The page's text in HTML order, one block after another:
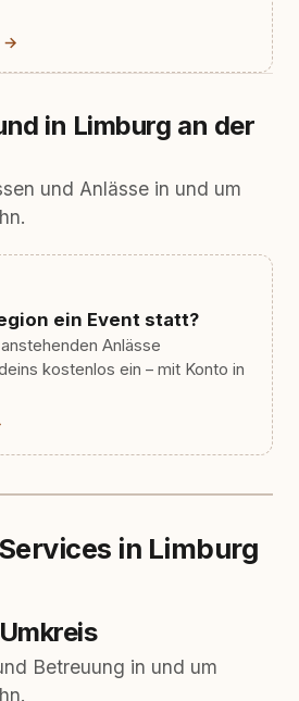
→
in Limburg an der
und Anlässe in und um
ein Event statt?
Anlässe
kostenlos ein – mit Konto in
in Limburg
Betreuung in und um